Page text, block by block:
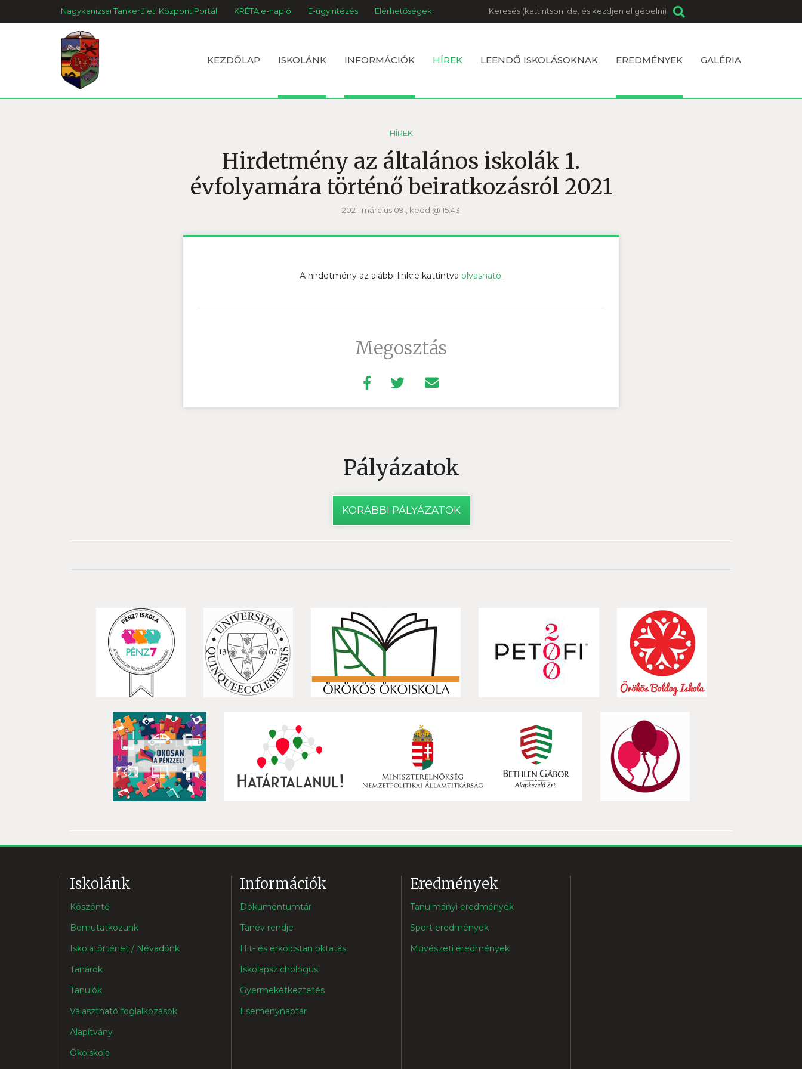
Nagykanizsai Tankerületi Központ Portál KRÉTA e-napló E-ügyintézés Elérhetőségek Keresés
KEZDŐLAP ISKOLÁNK INFORMÁCIÓK HÍREK LEENDŐ ISKOLÁSOKNAK EREDMÉNYEK GALÉRIA
HÍREK
Hirdetmény az általános iskolák 1.
évfolyamára történő beiratkozásról 2021
2021. március 09., kedd @ 15:43
A hirdetmény az alábbi linkre kattintva olvasható.
Megosztás
Pályázatok
KORÁBBI PÁLYÁZATOK
Iskolánk
Köszöntő
Bemutatkozunk
Iskolatörténet / Névadónk
Tanárok
Tanulók
Választható foglalkozások
Alapítvány
Ökoiskola
Információk
Dokumentumtár
Tanév rendje
Hit- és erkölcstan oktatás
Iskolapszichológus
Gyermekétkeztetés
Eseménynaptár
Eredmények
Tanulmányi eredmények
Sport eredmények
Művészeti eredmények